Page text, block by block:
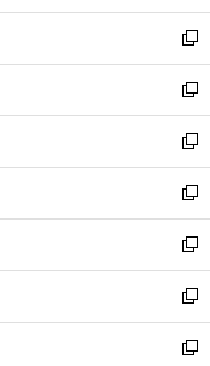
開
く
ウ
で
開
く
ン
ド
ウ
で
開
く
ウ
ィ
ン
ド
ウ
で
開
く
新
し
い
ウ
ィ
ン
ド
ウ
で
開
く
新
し
い
ウ
ィ
ン
ド
ウ
で
開
く
新
し
い
ウ
ィ
ン
ド
ウ
で
新
し
い
ウ
ィ
ン
ド
新
し
い
ウ
ィ
新
し
い
新